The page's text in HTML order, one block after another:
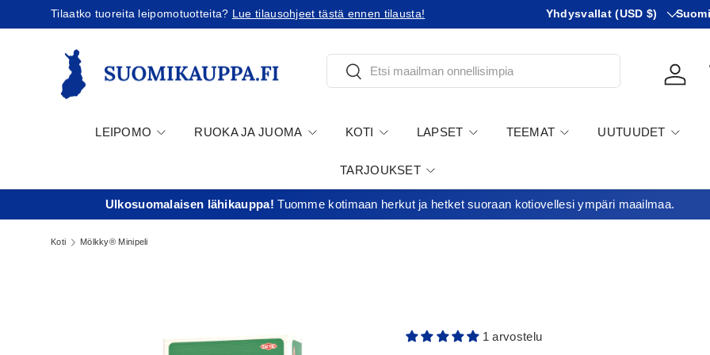
Jatka sisältöön
Tilaatko tuoreita leipomotuotteita?Lue tilausohjeet tästä ennen tilausta! Tilaatko Yhdysvaltoihin? Tutustu
Maa
Yhdysvallat (USD $) KIeli
Suomi
Etsi
LEIPOMO RUOKA JA JUOMA KOTI LAPSET TEEMAT UUTUUDET
TARJOUKSET
Ulkosuomalaisen lähikauppa!Tuomme kotimaan herkut ja hetket suoraan kotiovellesi ympäri maailmaa.
Koti Mölkky® Minipeli
1 arvostelu